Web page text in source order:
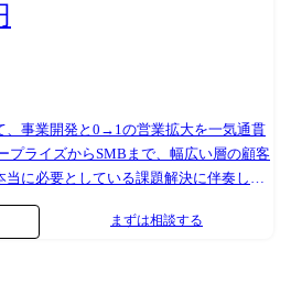
、事業開発と0→1の営業拡大を一気通貫
プライズからSMBまで、幅広い層の顧客
に必要としている課題解決に伴奏しま
、キーアカウントへの戦略的アプローチ
まずは相談する